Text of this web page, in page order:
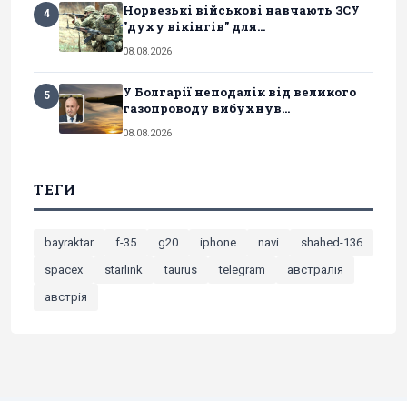
4
Норвезькі військові навчають ЗСУ
"духу вікінгів" для...
08.08.2026
5
У Болгарії неподалік від великого
газопроводу вибухнув...
08.08.2026
ТЕГИ
bayraktar f-35 g20 iphone navi
shahed-136
spacex
starlink taurus telegram
австралія
австрія